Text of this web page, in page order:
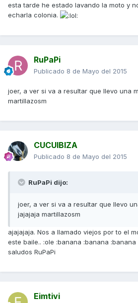
esta tarde he estado lavando la moto y
echarla colonia.
RuPaPi
Publicado 8 de Mayo del 2015
joer, a ver si va a resultar que llevo una
martillazosm
CUCUIBIZA
Publicado 8 de Mayo del 2015
RuPaPi dijo:
joer, a ver si va a resultar que llevo
jajajaja martillazosm
ajajajaja. Nos a llamado viejos por to el
este baile.. :ole :banana :banana :banana
saludos RuPaPi
Eimtivi